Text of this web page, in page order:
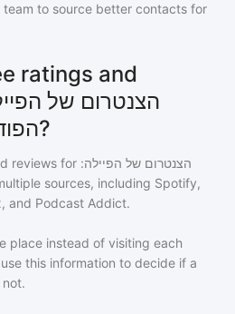
to source better contacts for
ratings and
הפודקאסט של שנקר?
reviews for הצנטרום של הפיילה:
sources, including Spotify,
and Podcast Addict.
place instead of visiting each
this information to decide if a